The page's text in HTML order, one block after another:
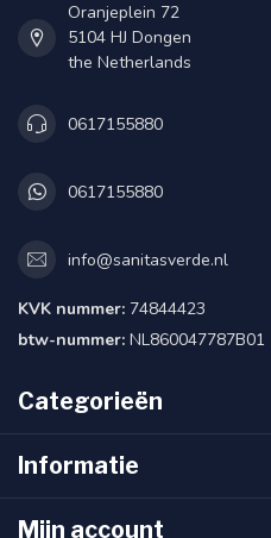
Oranjeplein 72
5104 HJ Dongen
the Netherlands
0617155880
0617155880
info@sanitasverde.nl
KVK nummer: 74844423
btw-nummer: NL860047787B01
Categorieën
Informatie
Mijn account